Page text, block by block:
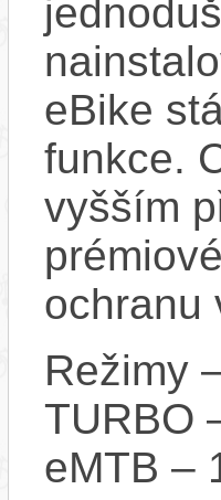
eBike
funkce.
vyšším
ochranu
Režimy
TURBO
eMTB –